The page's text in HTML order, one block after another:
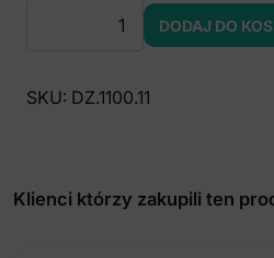
dezynfekcji
DODAJ DO
SKU: DZ.1100.11
Klienci którzy zakupili ten